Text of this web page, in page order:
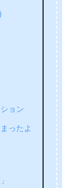
ョン
ったよ